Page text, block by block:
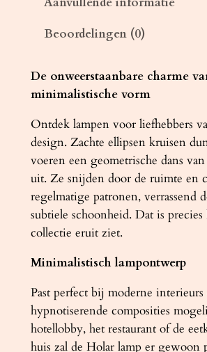
A
R
z
w
a
r
t
a
a
t
a
l
Beoordelingen (0)
De onweerstaanbare charme
minimalistische vorm
Ontdek lampen voor liefhebbers
design. Zachte ellipsen kruisen
voeren een geometrische dans
uit. Ze snijden door de ruimte en
regelmatige patronen, verrassend
subtiele schoonheid. Dat is
collectie eruit ziet.
Minimalistisch lampontwerp
Past perfect bij moderne interieurs
hypnotiserende composities
hotellobby, het restaurant of de
huis zal de Holar lamp er gewoon